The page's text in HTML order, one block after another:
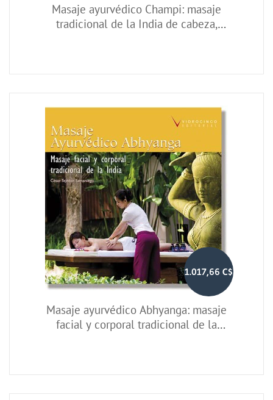
Masaje ayurvédico Champi: masaje
tradicional de la India de cabeza,
1.017,66 C$
Masaje ayurvédico Abhyanga: masaje
facial y corporal tradicional de la